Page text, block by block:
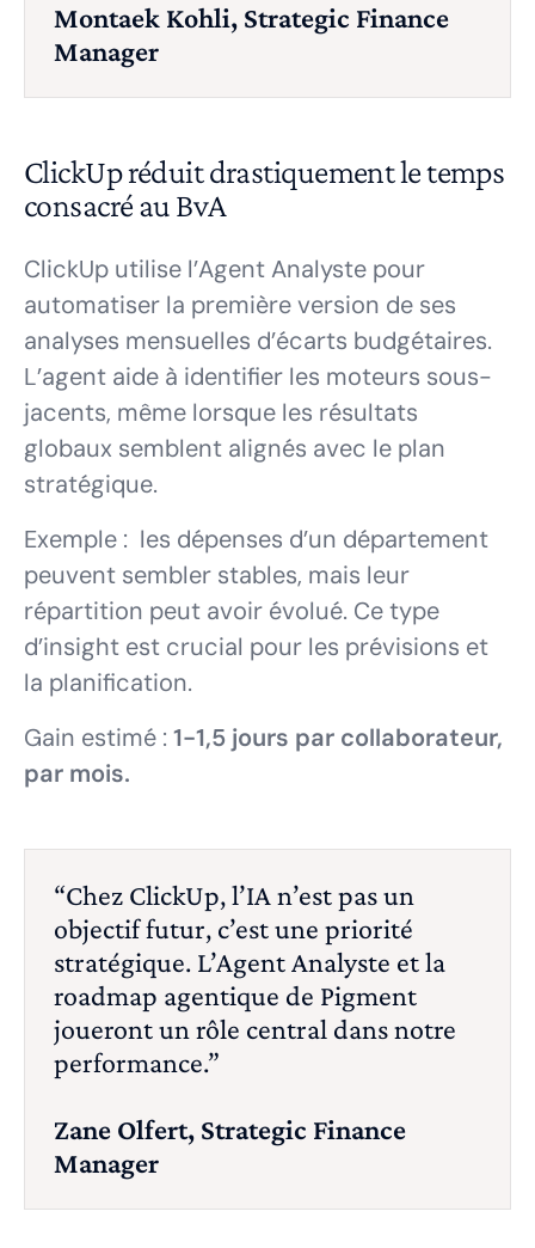
Montaek Kohli, Strategic Finance
Manager
ClickUp réduit drastiquement le temps
consacré au BvA
ClickUp utilise l’Agent Analyste pour
automatiser la première version de ses
analyses mensuelles d’écarts budgétaires.
L’agent aide à identifier les moteurs sous-
jacents, même lorsque les résultats
globaux semblent alignés avec le plan
stratégique.
Exemple : les dépenses d’un département
peuvent sembler stables, mais leur
répartition peut avoir évolué. Ce type
d’insight est crucial pour les prévisions et
la planification.
Gain estimé : 1-1,5 jours par collaborateur,
par mois.
“Chez ClickUp, l’IA n’est pas un
objectif futur, c’est une priorité
stratégique. L’Agent Analyste et la
roadmap agentique de Pigment
joueront un rôle central dans notre
performance.”
Zane Olfert, Strategic Finance
Manager